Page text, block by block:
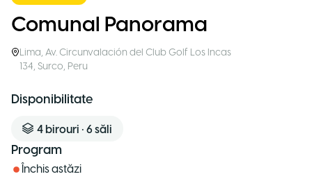
Comunal Panorama
Lima, Av. Circunvalación del Club Golf Los Incas
134, Surco, Peru
Disponibilitate
4 birouri • 6 săli
Program
Închis astăzi